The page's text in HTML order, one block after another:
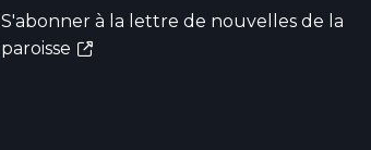
S'abonner à la lettre de nouvelles de la
paroisse